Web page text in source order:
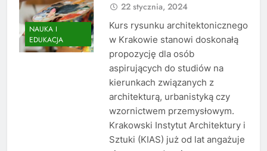
NAUKA I
EDUKACJA
22 stycznia, 2024
Kurs rysunku architektonicznego
w Krakowie stanowi doskonałą
propozycję dla osób
aspirujących do studiów na
kierunkach związanych z
architekturą, urbanistyką czy
wzornictwem przemysłowym.
Krakowski Instytut Architektury i
Sztuki (KIAS) już od lat angażuje